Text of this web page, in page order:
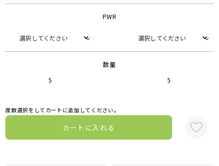
PWR
数量
5 5
度数選択をしてカートに追加してください。
カートに入れる